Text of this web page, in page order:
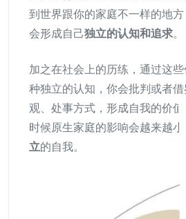
到世界跟你的家庭不一样的地
会形成自己独立的认知和追求。
加之在社会上的历练，通过这
种独立的认知，你会批判或者
观、处事方式，形成自我的价
时候原生家庭的影响会越来越
立的自我。